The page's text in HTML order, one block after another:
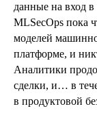
данные на вход
MLSecOps пока
моделей
платформе, и
Аналитики
сделки, и… в
в продуктовой